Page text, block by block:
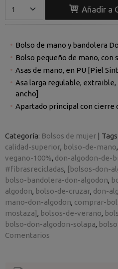
Añadir a
Bolso de mano y bandolera
Bolso pequeño de mano, con
Asas de mano, en PU [Piel
Asa larga regulable,
ancho]
Apartado principal con cierre
Categoría: Bolsos de mujer | Tags:
calidad-superior bolso-de-mano
vegano-100% don-algodon-de-
#fibrasrecicladas [bolsos-don-
bolso-bandolera-don-algodon
algodon bolso-de-cruzar don-
mano-don-algodon comprar-
mostaza]
bolsos-de-verano
bolso-don-algodon-solapa
Comentarios